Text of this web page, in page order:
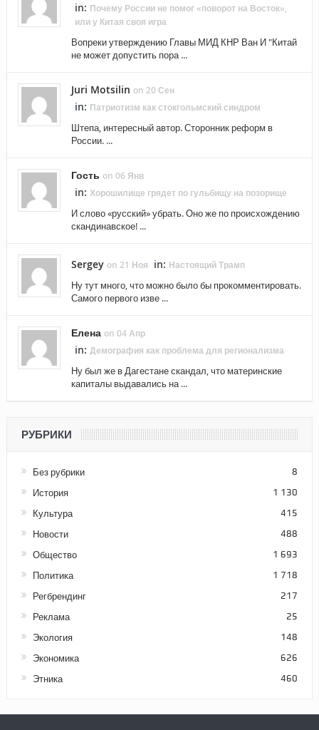
in: Почему России не помог «поворот на Восток»,
или у Китая своя игра
Вопреки утверждению Главы МИД КНР Ван И "Китай
не может допустить пора ...
Juri Motsilin on 20 Сен
in: Патриотизм как стокгольмский синдром
Штепа, интересный автор. Сторонник реформ в
России. ...
Гость on 06 Янв
in: Хорошилище грядет по гульбищу на позорище
И слово «русский» убрать. Оно же по происхождению
скандинавское! ...
Sergey on 21 Ноя in: Настоящий Трамп
Ну тут много, что можно было бы прокомментировать.
Самого первого изве ...
Елена on 04 Апр
in: Демография как проблема для регионализма
Ну был же в Дагестане скандал, что материнские
капиталы выдавались на ...
РУБРИКИ
Без рубрики 8
История 1 130
Культура 415
Новости 488
Общество 1 693
Политика 1 718
Регбрендинг 217
Реклама 25
Экология 148
Экономика 626
Этника 460